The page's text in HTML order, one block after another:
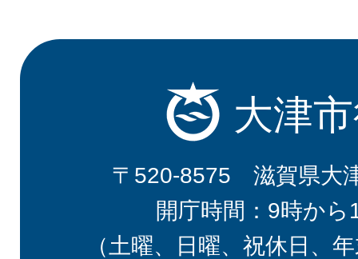
大津
〒520-8575 滋賀県大
開庁時間：9時から
（土曜、日曜、祝休日、